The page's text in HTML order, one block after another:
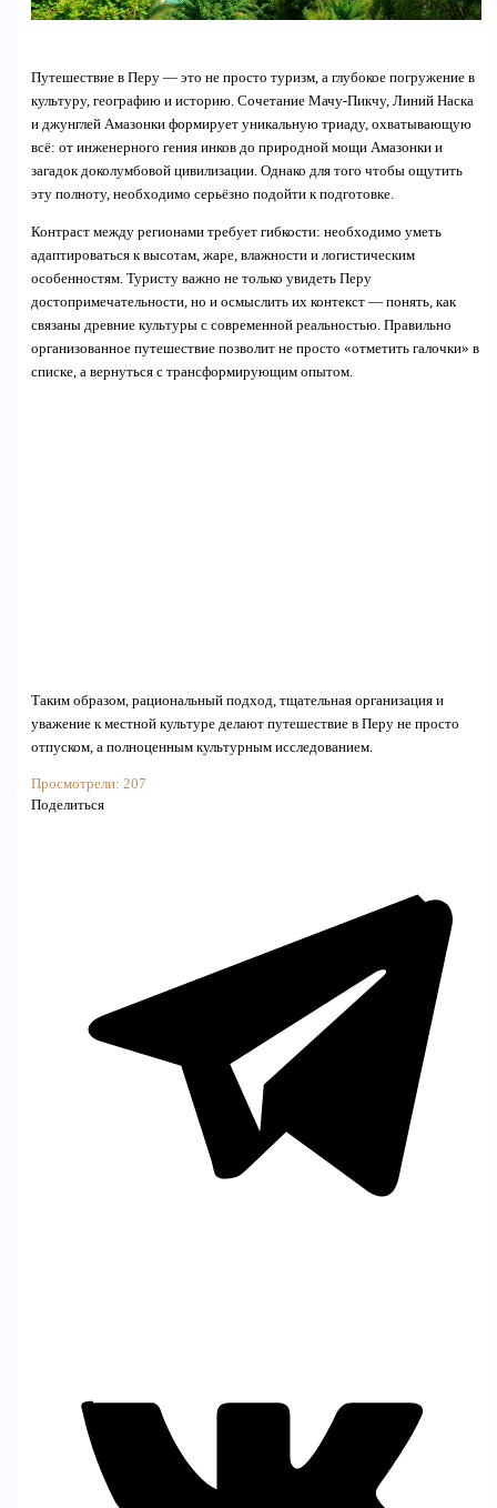
Путешествие в Перу — это не просто туризм, а глубокое погружение в
культуру, географию и историю. Сочетание Мачу-Пикчу, Линий Наска
и джунглей Амазонки формирует уникальную триаду, охватывающую
всё: от инженерного гения инков до природной мощи Амазонки и
загадок доколумбовой цивилизации. Однако для того чтобы ощутить
эту полноту, необходимо серьёзно подойти к подготовке.
Контраст между регионами требует гибкости: необходимо уметь
адаптироваться к высотам, жаре, влажности и логистическим
особенностям. Туристу важно не только увидеть Перу
достопримечательности, но и осмыслить их контекст — понять, как
связаны древние культуры с современной реальностью. Правильно
организованное путешествие позволит не просто «отметить галочки» в
списке, а вернуться с трансформирующим опытом.
Таким образом, рациональный подход, тщательная организация и
уважение к местной культуре делают путешествие в Перу не просто
отпуском, а полноценным культурным исследованием.
Просмотрели: 207
Поделиться